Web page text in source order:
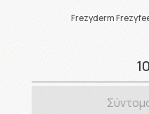
Frezyderm